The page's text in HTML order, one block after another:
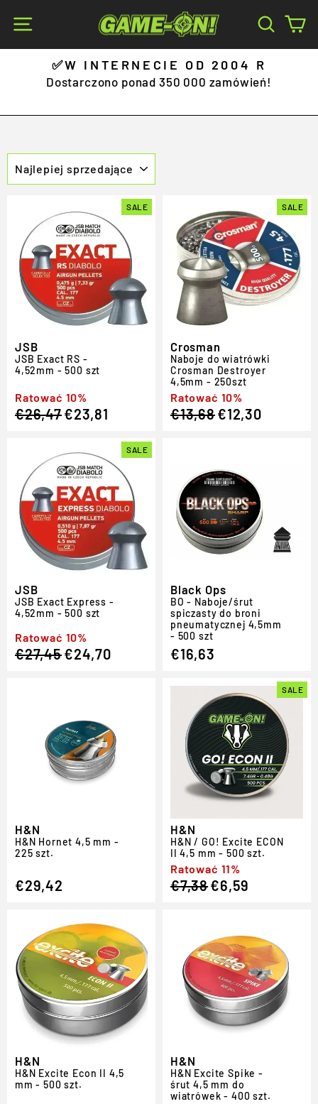
Site navigation Search
Pause
✅W INTERNECIE OD 2004 R
Dostarczono ponad 350 000 zamówień!
SALE
JSB
JSB Exact RS -
4,52mm - 500 szt
Ratować 10%
Regular
price
€26,47
Sale
price
€23,81
SALE
Crosman
Naboje do wiatrówki
Crosman Destroyer
4,5mm - 250szt
Ratować 10%
Regular
price
€13,68
Sale
price
€12,30
SALE
JSB
JSB Exact Express -
4,52mm - 500 szt
Ratować 10%
Regular
price
€27,45
Sale
price
€24,70
Black Ops
BO - Naboje/śrut
spiczasty do broni
pneumatycznej 4,5mm
- 500 szt
€16,63
H&N
H&N Hornet 4,5 mm -
225 szt.
€29,42
SALE
H&N
H&N / GO! Excite ECON
II 4,5 mm - 500 szt.
Ratować 11%
Regular
price
€7,38
Sale
price €6,59
H&N
H&N Excite Econ II 4,5
mm - 500 szt.
H&N
H&N Excite Spike -
śrut 4,5 mm do
wiatrówek - 400 szt.